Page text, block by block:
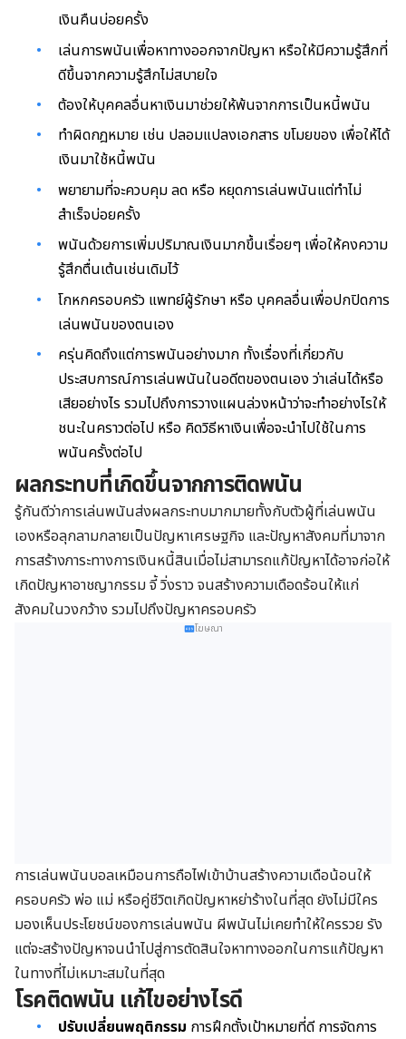
เงินคืนบ่อยครั้ง
เล่นการพนันเพื่อหาทางออกจากปัญหา หรือให้มีความรู้สึกที่
ดีขึ้นจากความรู้สึกไม่สบายใจ
ต้องให้บุคคลอื่นหาเงินมาช่วยให้พ้นจากการเป็นหนี้พนัน
ทำผิดกฎหมาย เช่น ปลอมแปลงเอกสาร ขโมยของ เพื่อให้ได้
เงินมาใช้หนี้พนัน
พยายามที่จะควบคุม ลด หรือ หยุดการเล่นพนันแต่ทำไม่
สำเร็จบ่อยครั้ง
พนันด้วยการเพิ่มปริมาณเงินมากขึ้นเรื่อยๆ เพื่อให้คงความ
รู้สึกตื่นเต้นเช่นเดิมไว้
โกหกครอบครัว แพทย์ผู้รักษา หรือ บุคคลอื่นเพื่อปกปิดการ
เล่นพนันของตนเอง
ครุ่นคิดถึงแต่การพนันอย่างมาก ทั้งเรื่องที่เกี่ยวกับ
ประสบการณ์การเล่นพนันในอดีตของตนเอง ว่าเล่นได้หรือ
เสียอย่างไร รวมไปถึงการวางแผนล่วงหน้าว่าจะทำอย่างไรให้
ชนะในคราวต่อไป หรือ คิดวิธีหาเงินเพื่อจะนำไปใช้ในการ
พนันครั้งต่อไป
ผลกระทบที่เกิดขึ้นจากการติดพนัน
รู้กันดีว่าการเล่นพนันส่งผลกระทบมากมายทั้งกับตัวผู้ที่เล่นพนัน
เองหรือลุกลามกลายเป็นปัญหาเศรษฐกิจ และปัญหาสังคมที่มาจาก
การสร้างภาระทางการเงินหนี้สินเมื่อไม่สามารถแก้ปัญหาได้อาจก่อให้
เกิดปัญหาอาชญากรรม จี้ วิ่งราว จนสร้างความเดือดร้อนให้แก่
สังคมในวงกว้าง รวมไปถึงปัญหาครอบครัว
โฆษณา
การเล่นพนันบอลเหมือนการถือไฟเข้าบ้านสร้างความเดือน้อนให้
ครอบครัว พ่อ แม่ หรือคู่ชีวิตเกิดปัญหาหย่าร้างในที่สุด ยังไม่มีใคร
มองเห็นประโยชน์ของการเล่นพนัน ผีพนันไม่เคยทำให้ใครรวย รัง
แต่จะสร้างปัญหาจนนำไปสู่การตัดสินใจหาทางออกในการแก้ปัญหา
ในทางที่ไม่เหมาะสมในที่สุด
โรคติดพนัน แก้ไขอย่างไรดี
ปรับเปลี่ยนพฤติกรรม การฝึกตั้งเป้าหมายที่ดี การจัดการ